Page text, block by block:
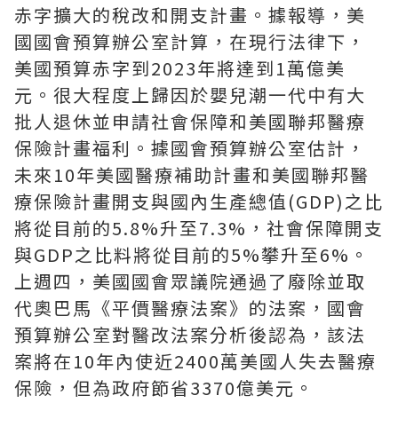
赤字擴大的稅改和開支計畫。據報導，美
國國會預算辦公室計算，在現行法律下，
美國預算赤字到2023年將達到1萬億美
元。很大程度上歸因於嬰兒潮一代中有大
批人退休並申請社會保障和美國聯邦醫療
保險計畫福利。據國會預算辦公室估計，
未來10年美國醫療補助計畫和美國聯邦醫
療保險計畫開支與國內生產總值(GDP)之比
將從目前的5.8%升至7.3%，社會保障開支
與GDP之比料將從目前的5%攀升至6%。
上週四，美國國會眾議院通過了廢除並取
代奧巴馬《平價醫療法案》的法案，國會
預算辦公室對醫改法案分析後認為，該法
案將在10年內使近2400萬美國人失去醫療
保險，但為政府節省3370億美元。